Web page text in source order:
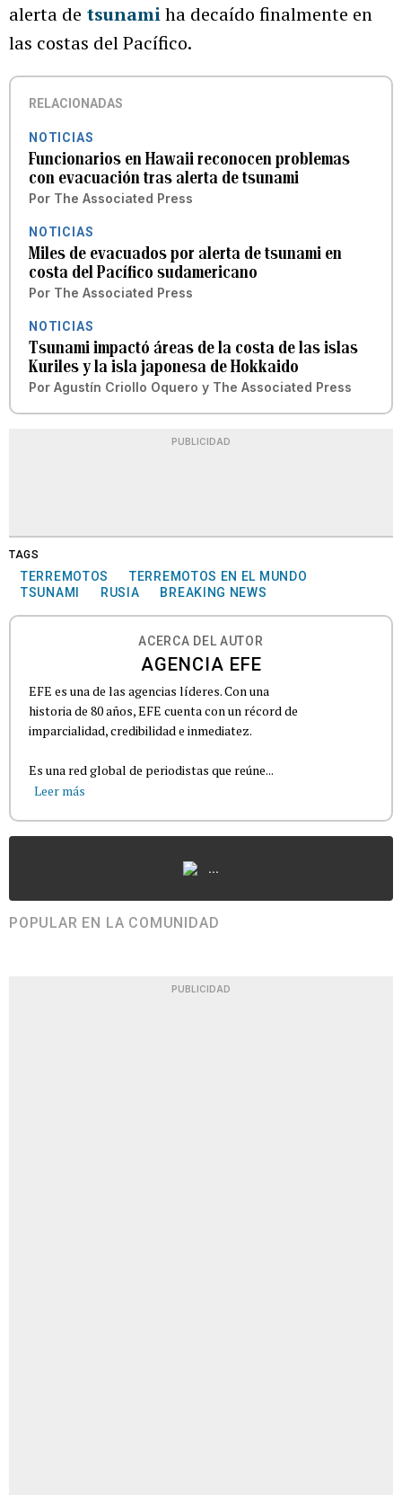
alerta de tsunamiha decaído finalmente en
las costas del Pacífico.
RELACIONADAS
NOTICIAS
Funcionarios en Hawaii reconocen problemas
con evacuación tras alerta de tsunami
Por The Associated Press
NOTICIAS
Miles de evacuados por alerta de tsunami en
costa del Pacífico sudamericano
Por The Associated Press
NOTICIAS
Tsunami impactó áreas de la costa de las islas
Kuriles y la isla japonesa de Hokkaido
Por Agustín Criollo Oquero y The Associated Press
PUBLICIDAD
TAGS
TERREMOTOS
TERREMOTOS EN EL MUNDO
TSUNAMI
RUSIA BREAKING NEWS
ACERCA DEL AUTOR
AGENCIA EFE
EFE es una de las agencias líderes. Con una
historia de 80 años, EFE cuenta con un récord de
imparcialidad, credibilidad e inmediatez.
Es una red global de periodistas que reúne...
Leer más
...
POPULAR EN LA COMUNIDAD
PUBLICIDAD